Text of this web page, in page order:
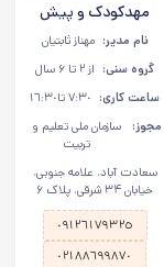
مهدکودک و پیش
دبستانی باوان در
سعادت آباد
نام مدیر: مهناز ثابتيان
گروه سنی: از ۲ تا ۶ سال
ساعت کاری: ٧:٣٠ تا١٦:٣٠
مجوز:
سازمان ملی تعلیم و
تربیت
سعادت آباد، علامه جنوبی،
خیابان ۳۴ شرقی، پلاک ۶
٠٩١٢٦١٧٩٣٢٥
٠٢١٨٨٦٩٩٨٧٠